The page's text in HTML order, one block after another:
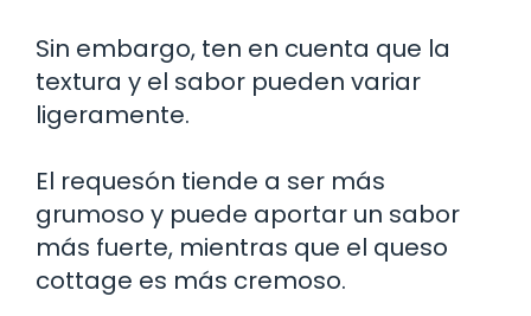
Sin embargo, ten en cuenta que la
textura y el sabor pueden variar
ligeramente.
El requesón tiende a ser más
grumoso y puede aportar un sabor
más fuerte, mientras que el queso
cottage es más cremoso.